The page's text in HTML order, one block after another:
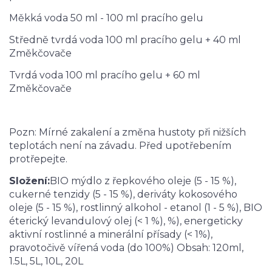
Měkká voda 50 ml - 100 ml pracího gelu
Středně tvrdá voda 100 ml pracího gelu + 40 ml
Změkčovače
Tvrdá voda 100 ml pracího gelu + 60 ml
Změkčovače
Pozn: Mírné zakalení a změna hustoty při nižších
teplotách není na závadu. Před upotřebením
protřepejte.
Složení:BIO mýdlo z řepkového oleje (5 - 15 %),
cukerné tenzidy (5 - 15 %), deriváty kokosového
oleje (5 - 15 %), rostlinný alkohol - etanol (1 - 5 %), BIO
éterický levandulový olej (< 1 %), %), energeticky
aktivní rostlinné a minerální přísady (< 1%),
pravotočivě vířená voda (do 100%) Obsah: 120ml,
1.5L, 5L, 10L, 20L